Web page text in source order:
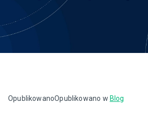
OpublikowanoOpublikowano w Blog